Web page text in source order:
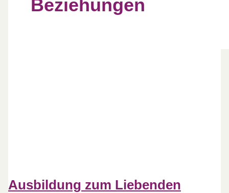
Beziehungen
Ausbildung zum Liebenden